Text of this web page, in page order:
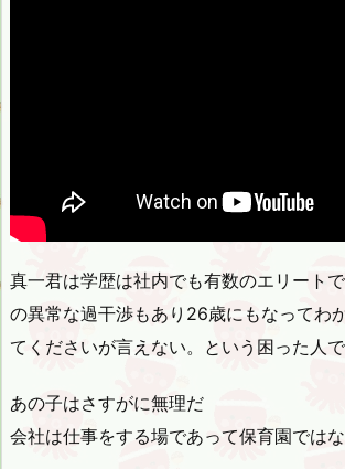
真一君は学歴は社内でも有数のエリート
の異常な過干渉もあり26歳にもなってわ
てくださいが言えない。という困った人で
あの子はさすがに無理だ
会社は仕事をする場であって保育園では